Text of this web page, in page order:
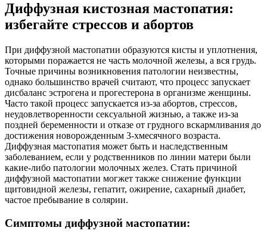
Диффузная кистозная мастопатия:
избегайте стрессов и абортов
При диффузной мастопатии образуются кисты и уплотнения,
которыми поражается не часть молочной железы, а вся грудь.
Точные причины возникновения патологии неизвестны,
однако большинство врачей считают, что процесс запускает
дисбаланс эстрогена и прогестерона в организме женщины.
Часто такой процесс запускается из-за абортов, стрессов,
неудовлетворенности сексуальной жизнью, а также из-за
поздней беременности и отказе от грудного вскармливания до
достижения новорожденным 3-хмесячного возраста.
Диффузная мастопатия может быть и наследственным
заболеванием, если у родственников по линии матери были
какие-либо патологии молочных желез. Стать причиной
диффузной мастопатии могжет также снижение функции
щитовидной железы, гепатит, ожирение, сахарный диабет,
частое пребывание в солярии.
Симптомы диффузной мастопатии: